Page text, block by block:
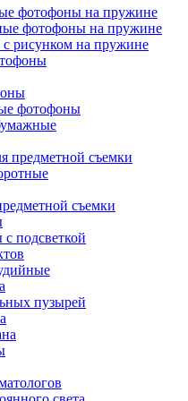
фотофоны на пружине
фотофоны на пружине
рисунком на пружине
фотофоны
предметной съемки
съемки
подсветкой
пузырей